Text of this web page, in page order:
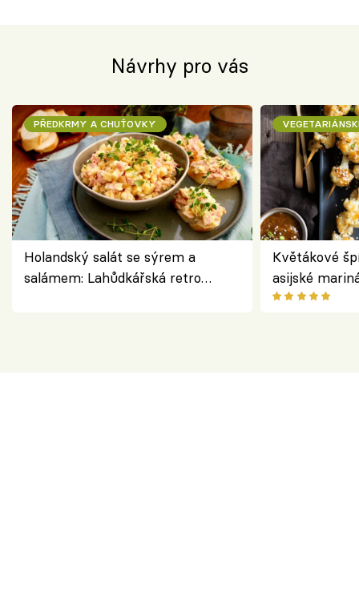
Návrhy pro vás
PŘEDKRMY A CHUŤOVKY
Holandský salát se sýrem a
salámem: Lahůdkářská retro
Květákové
asijské
chuťovka z